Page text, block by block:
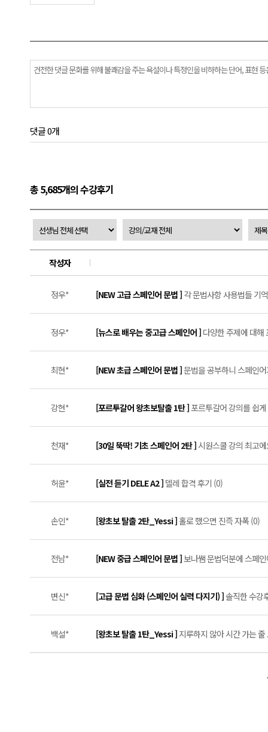
댓글 0개
총 5,685개의 수강후기
작성자
정우* [NEW 고급 스페인어 문법 ] 각 문법사항 사용법들 기
정우* [뉴스로 배우는 중고급 스페인어 ] 다양한 주제에 대해
최현* [NEW 초급 스페인어 문법 ]문법을 공부하니 스페인
강현* [포르투갈어 왕초보탈출 1탄 ]포르투갈어 강의를 쉽
천재* [30일 뚝딱! 기초 스페인어 2탄 ]시원스쿨 강의 최고
허윤* [실전 듣기 DELE A2 ] 델레 합격 후기 (0)
손인* [왕초보 탈출 2탄_Yessi ]홀로 했으면 진즉 자폭 (0)
전남* [NEW 중급 스페인어 문법 ]보나쌤 문법덕분에 스페
변신* [고급 문법 심화 (스페인어 실력 다지기) ]솔직한 수강
백설* [왕초보 탈출 1탄_Yessi ] 지루하지 않아 시간 가는